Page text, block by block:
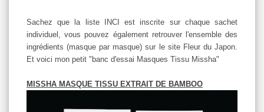
Sachez que la liste INCI est inscrite sur chaque sachet
individuel, vous pouvez également retrouver l'ensemble des
ingrédients (masque par masque) sur le site Fleur du Japon.
Et voici mon petit "banc d'essai Masques Tissu Missha"
MISSHA MASQUE TISSU EXTRAIT DE BAMBOO